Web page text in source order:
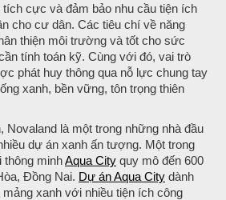
tích cực và đảm bảo nhu cầu tiện ích
cho cư dân. Các tiêu chí về năng
thiện môi trường và tốt cho sức
tính toán kỹ. Cùng với đó, vai trò
phát huy thông qua nỗ lực chung tay
xanh, bền vững, tôn trọng thiên
Novaland là một trong những nhà đầu
dự án xanh ấn tượng. Một trong
thông minhAqua City quy mô đến 600
Đồng Nai. Dự án Aqua City dành
xanh với nhiều tiện ích công